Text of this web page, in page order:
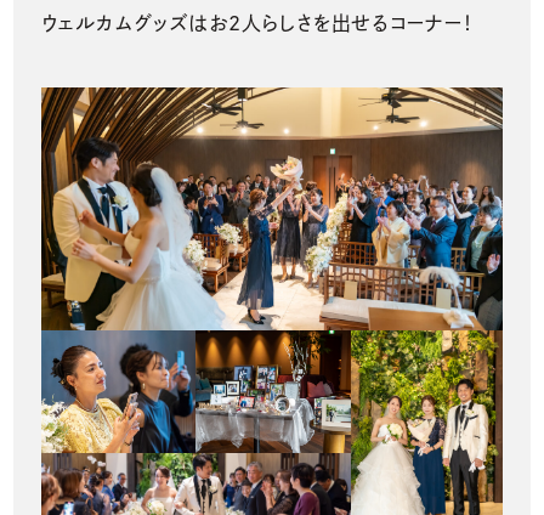
ウェルカムグッズはお2人らしさを出せるコーナー！